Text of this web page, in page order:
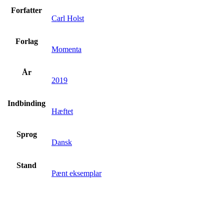
Forfatter
Carl Holst
Forlag
Momenta
År
2019
Indbinding
Hæftet
Sprog
Dansk
Stand
Pænt eksemplar